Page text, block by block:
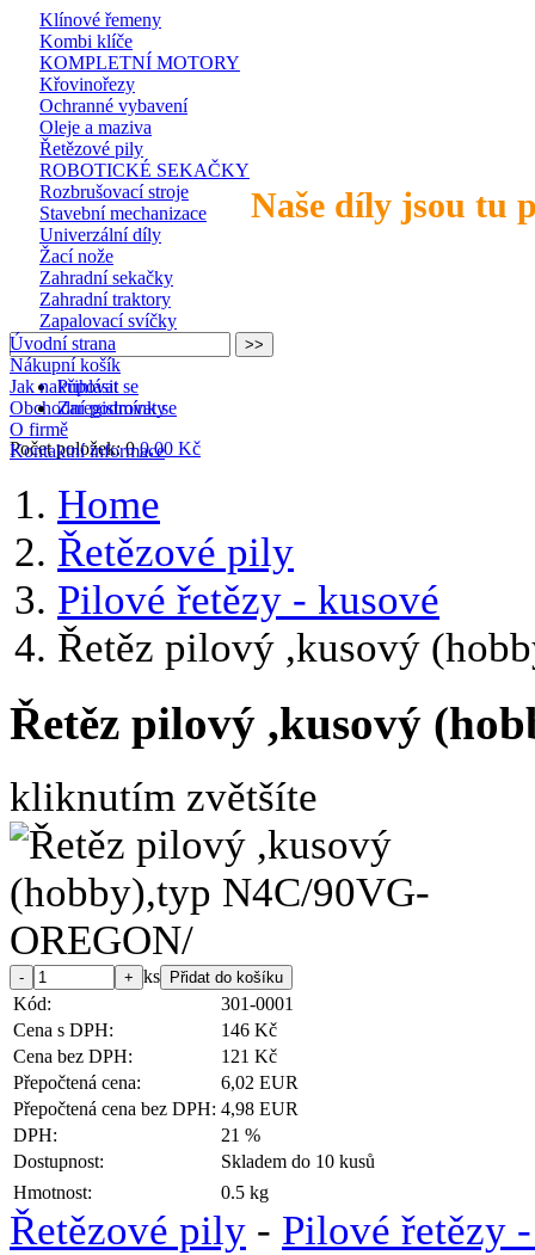
Naše díly jsou tu
Klínové řemeny
Kombi klíče
KOMPLETNÍ MOTORY
Křovinořezy
Ochranné vybavení
Oleje a maziva
Řetězové pily
ROBOTICKÉ SEKAČKY
Rozbrušovací stroje
Stavební mechanizace
Univerzální díly
Žací nože
Zahradní sekačky
Zahradní traktory
Zapalovací svíčky
Přihlásit se
Zaregistrovat se
Počet položek: 0 0,00 Kč
Úvodní strana
Nákupní košík
Jak nakupovat
Obchodní podmínky
O firmě
Kontaktní informace
Home
Řetězové pily
Pilové řetězy - kusové
Řetěz pilový ,kusový
Řetěz pilový ,kusový
kliknutím zvětšíte
ks
Kód:
301-0001
Cena s DPH:
146 Kč
Cena bez DPH:
121 Kč
Přepočtená cena:
6,02 EUR
Přepočtená cena bez DPH: 4,98 EUR
DPH:
21 %
Dostupnost:
Skladem do 10 kusů
Hmotnost:
0.5 kg
Řetězové pily - Pilové řetězy